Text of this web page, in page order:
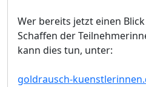
Wer bereits jetzt einen
Schaffen der
kann dies tun, unter:
goldrausch-